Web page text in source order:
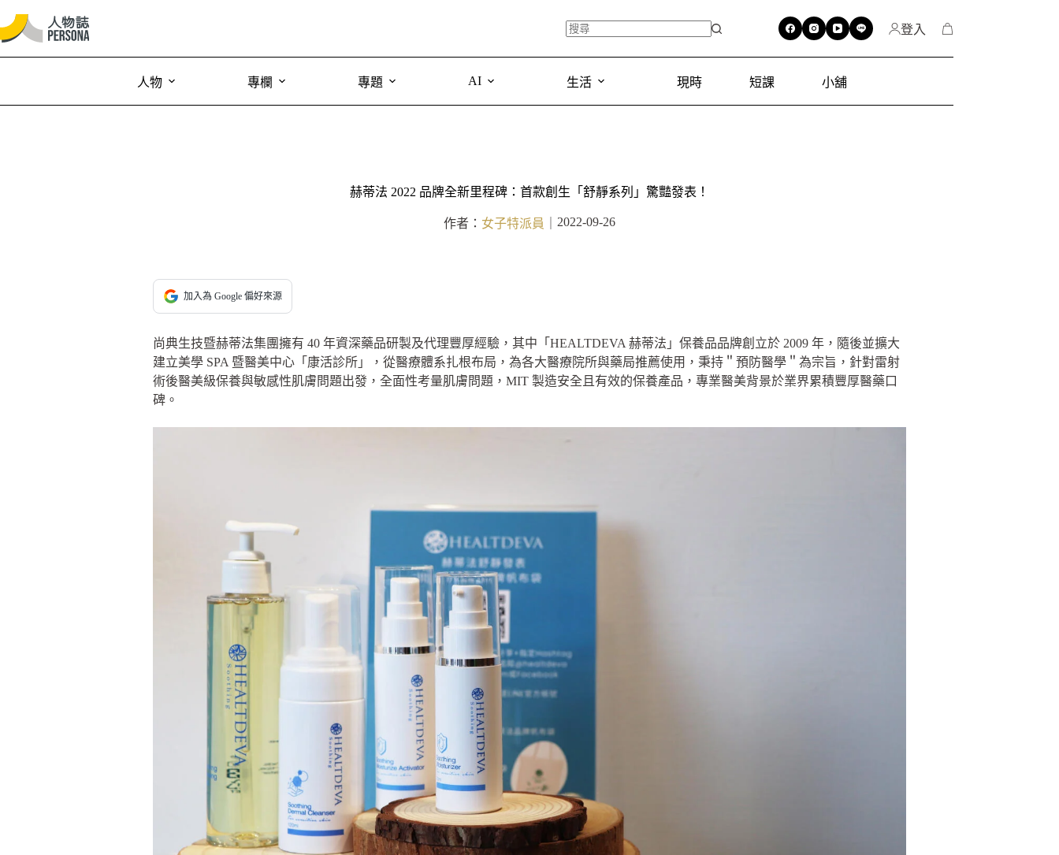
登入
人物 專欄 專題 AI 生活 現時 短課 小舖
赫蒂法 2022 品牌全新里程碑：首款創生「舒靜系列」驚豔發表！
作者： 女子特派員 2022-09-26
加入為 Google 偏好來源
尚典生技暨赫蒂法集團擁有 40 年資深藥品研製及代理豐厚經驗，其中「HEALTDEVA 赫蒂法」保養品品牌創立於 2009 年，隨後並擴大
建立美學 SPA 暨醫美中心「康活診所」，從醫療體系扎根布局，為各大醫療院所與藥局推薦使用，秉持＂預防醫學＂為宗旨，針對雷射
術後醫美級保養與敏感性肌膚問題出發，全面性考量肌膚問題，MIT 製造安全且有效的保養產品，專業醫美背景於業界累積豐厚醫藥口
碑。